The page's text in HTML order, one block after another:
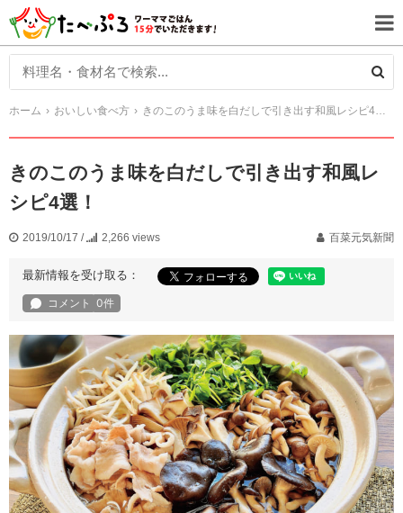
ホーム おいしい食べ方 きのこのうま味を白だしで引き出す和風レシピ4選！
きのこのうま味を白だしで引き出す和風レ
シピ4選！
2019/10/17 / 2,266 views 百菜元気新聞
最新情報を受け取る：